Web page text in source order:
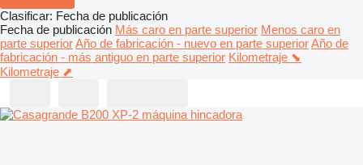
Clasificar: Fecha de publicación
Fecha de publicación Más caro en parte superior Menos caro en
parte superiorAño de fabricación - nuevo en parte superiorAño de
fabricación - más antiguo en parte superior Kilometraje ⬊
Kilometraje ⬈